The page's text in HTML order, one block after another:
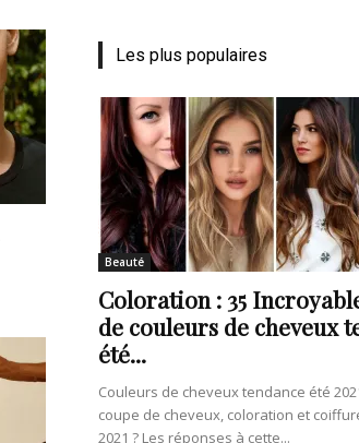
Les plus populaires
Beauté
Coloration : 35
de couleurs de cheveux
été...
Couleurs de cheveux tendance été
coupe de cheveux, coloration et
2021 ? Les réponses à cette...